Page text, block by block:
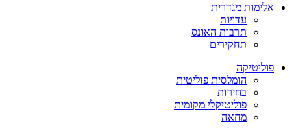
אלימות מגדרית
עדויות
תרבות האונס
תחקירים
פוליטיקה
הומלסית פוליטית
בחירות
פוליטיקלי מקומית
מחאה